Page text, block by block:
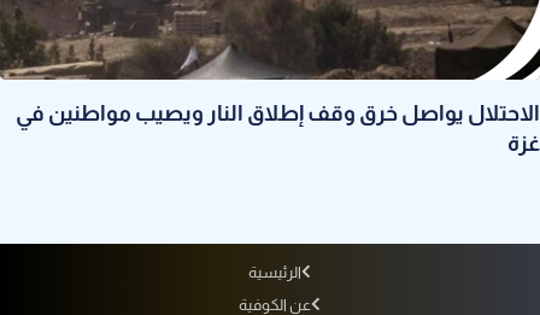
الاحتلال يواصل خرق وقف إطلاق النار ويصيب مواطنين في
غزة
الرئيسية
عن الكوفية